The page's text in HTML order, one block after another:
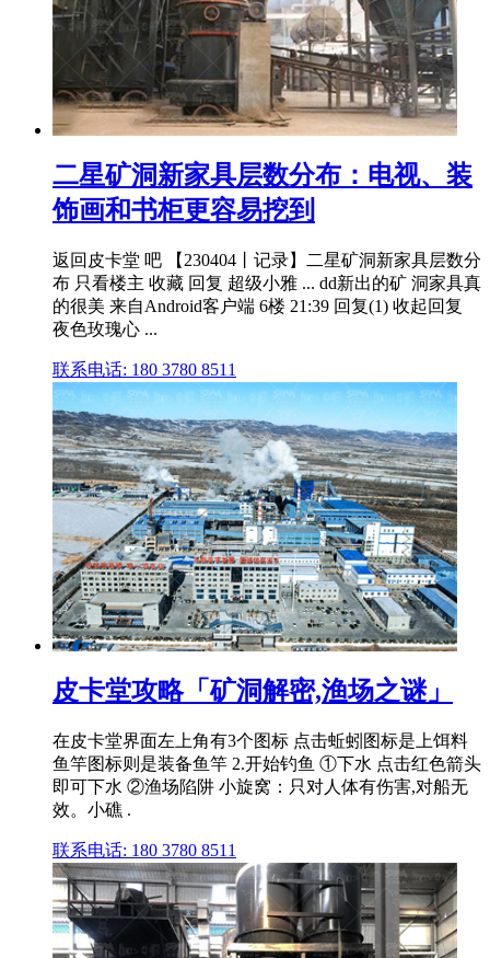
二星矿洞新家具层数分布：电视、装
饰画和书柜更容易挖到
返回皮卡堂 吧 【230404丨记录】二星矿洞新家具层数分
布 只看楼主 收藏 回复 超级小雅 ... dd新出的矿 洞家具真
的很美 来自Android客户端 6楼 21:39 回复(1) 收起回复
夜色玫瑰心 ...
联系电话: 180 3780 8511
皮卡堂攻略「矿洞解密,渔场之谜」
在皮卡堂界面左上角有3个图标 点击蚯蚓图标是上饵料
鱼竿图标则是装备鱼竿 2.开始钓鱼 ①下水 点击红色箭头
即可下水 ②渔场陷阱 小旋窝：只对人体有伤害,对船无
效。小礁 .
联系电话: 180 3780 8511